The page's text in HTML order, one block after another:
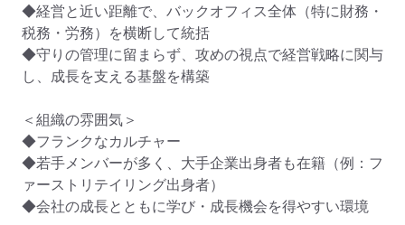
◆経営と近い距離で、バックオフィス全体（特に財務・
税務・労務）を横断して統括
◆守りの管理に留まらず、攻めの視点で経営戦略に関与
し、成長を支える基盤を構築
＜組織の雰囲気＞
◆フランクなカルチャー
◆若手メンバーが多く、大手企業出身者も在籍（例：フ
ァーストリテイリング出身者）
◆会社の成長とともに学び・成長機会を得やすい環境